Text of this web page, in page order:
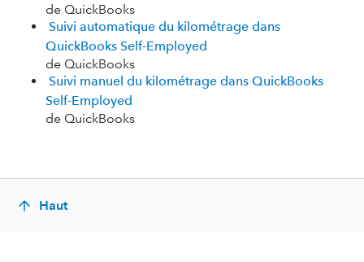
de QuickBooks
Suivi automatique du kilométrage dans
QuickBooks Self-Employed
de QuickBooks
Suivi manuel du kilométrage dans QuickBooks
Self-Employed
de QuickBooks
Haut